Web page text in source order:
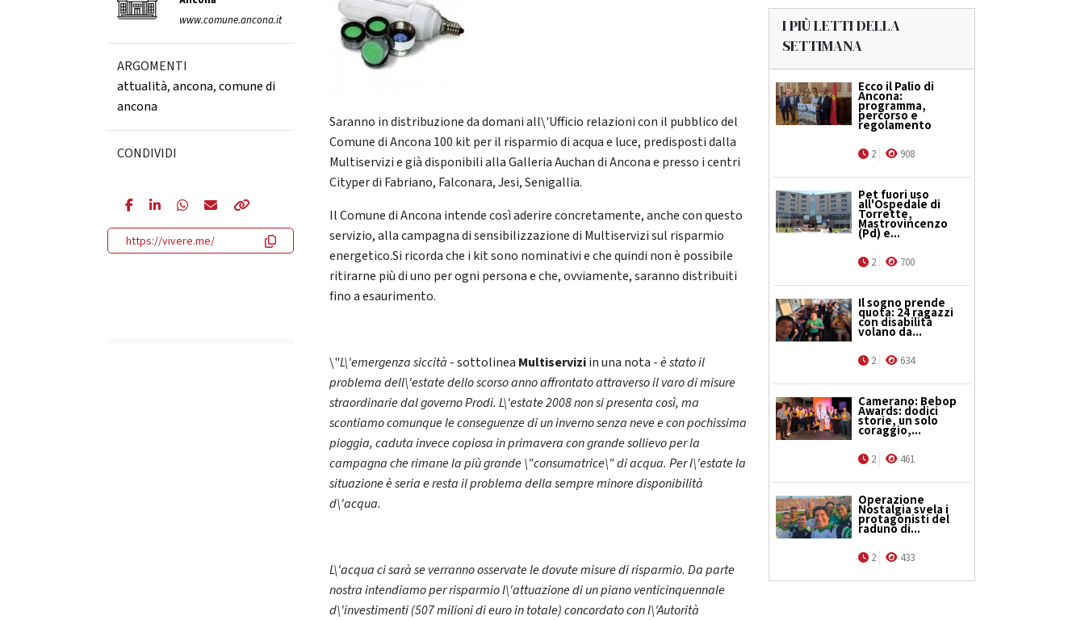
www.comune.ancona.it
ARGOMENTI
attualità,ancona,comune di
ancona
CONDIVIDI
https://vivere.me/
Saranno in distribuzione da domani all\'Ufficio relazioni con il pubblico del
Comune di Ancona 100 kit per il risparmio di acqua e luce, predisposti dalla
Multiservizi e già disponibili alla Galleria Auchan di Ancona e presso i centri
Cityper di Fabriano, Falconara, Jesi, Senigallia.
Il Comune di Ancona intende così aderire concretamente, anche con questo
servizio, alla campagna di sensibilizzazione di Multiservizi sul risparmio
energetico.Si ricorda che i kit sono nominativi e che quindi non è possibile
ritirarne più di uno per ogni persona e che, ovviamente, saranno distribuiti
fino a esaurimento.
\"L\'emergenza siccità - sottolinea Multiserviziin una nota -è stato il
problema dell\'estate dello scorso anno affrontato attraverso il varo di misure
straordinarie dal governo Prodi. L\'estate 2008 non si presenta così, ma
scontiamo comunque le conseguenze di un inverno senza neve e con pochissima
pioggia, caduta invece copiosa in primavera con grande sollievo per la
campagna che rimane la più grande \"consumatrice\" di acqua. Per l\'estate la
situazione è seria e resta il problema della sempre minore disponibilità
d\'acqua.
L\'acqua ci sarà se verranno osservate le dovute misure di risparmio. Da parte
nostra intendiamo per risparmio l\'attuazione di un piano venticinquennale
d\'investimenti (507 milioni di euro in totale) concordato con l\'Autorità
I PIÙ LETTI DELLA
SETTIMANA
Ecco il Palio di
Ancona:
programma,
percorso e
regolamento
2 908
Pet fuori uso
all'Ospedale di
Torrette,
Mastrovincenzo
(Pd) e...
2 700
Il sogno prende
quota: 24 ragazzi
con disabilità
volano da...
2 634
Camerano: Bebop
Awards: dodici
storie, un solo
coraggio,...
2 461
Operazione
Nostalgia svela i
protagonisti del
raduno di...
2 433